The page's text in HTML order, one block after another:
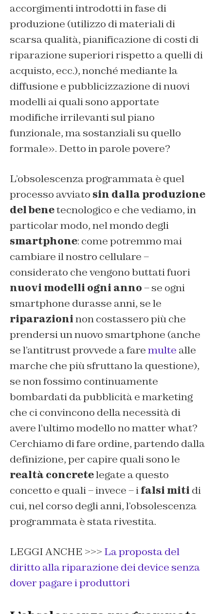
accorgimenti introdotti in fase di
produzione (utilizzo di materiali di
scarsa qualità, pianificazione di costi di
riparazione superiori rispetto a quelli di
acquisto, ecc.), nonché mediante la
diffusione e pubblicizzazione di nuovi
modelli ai quali sono apportate
modifiche irrilevanti sul piano
funzionale, ma sostanziali su quello
formale». Detto in parole povere?
L’obsolescenza programmata è quel
processo avviato sin dalla produzione
del benetecnologico e che vediamo, in
particolar modo, nel mondo degli
smartphone: come potremmo mai
cambiare il nostro cellulare –
considerato che vengono buttati fuori
nuovi modelli ogni anno– se ogni
smartphone durasse anni, se le
riparazioninon costassero più che
prendersi un nuovo smartphone (anche
se l’antitrust provvede a faremulte alle
marche che più sfruttano la questione),
se non fossimo continuamente
bombardati da pubblicità e marketing
che ci convincono della necessità di
avere l’ultimo modello no matter what?
Cerchiamo di fare ordine, partendo dalla
definizione, per capire quali sono le
realtà concretelegate a questo
concetto e quali – invece – ifalsi miti di
cui, nel corso degli anni, l’obsolescenza
programmata è stata rivestita.
LEGGI ANCHE >>> La proposta del
diritto alla riparazione dei device senza
dover pagare i produttori